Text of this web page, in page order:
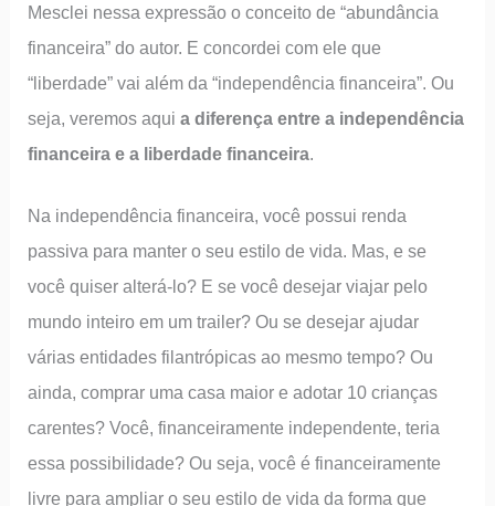
Mesclei nessa expressão o conceito de “abundância
financeira” do autor. E concordei com ele que
“liberdade” vai além da “independência financeira”. Ou
seja, veremos aquia diferença entre a independência
financeira e a liberdade financeira.
Na independência financeira, você possui renda
passiva para manter o seu estilo de vida. Mas, e se
você quiser alterá-lo? E se você desejar viajar pelo
mundo inteiro em um trailer? Ou se desejar ajudar
várias entidades filantrópicas ao mesmo tempo? Ou
ainda, comprar uma casa maior e adotar 10 crianças
carentes? Você, financeiramente independente, teria
essa possibilidade? Ou seja, você é financeiramente
livre para ampliar o seu estilo de vida da forma que